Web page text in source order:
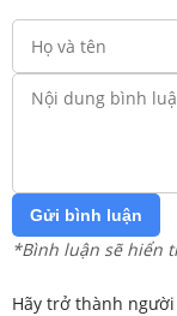
Gửi bình luận
*Bình luận sẽ hiển
Hãy trở thành